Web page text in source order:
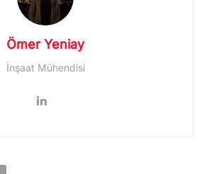
Ömer Yeniay
İnşaat Mühendisi